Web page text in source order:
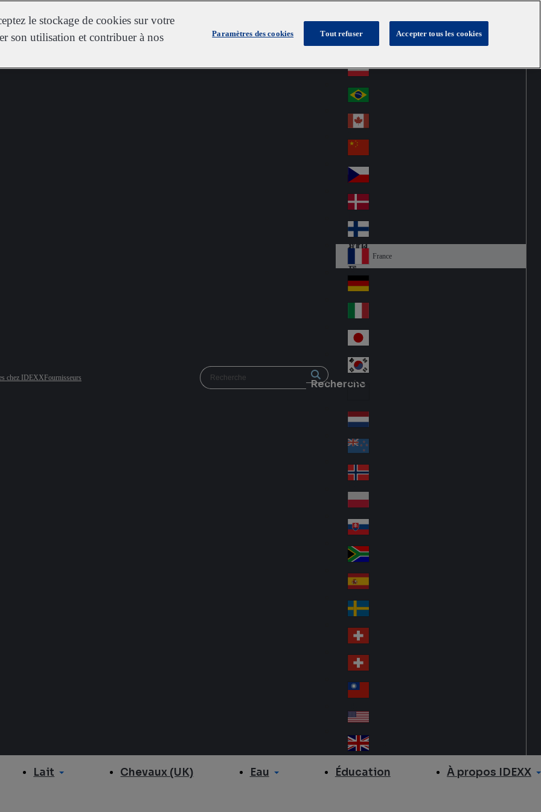
chez IDEXXFournisseurs Recherche
str
ali
a
Au
stri
a
Österreich
Br
azi
l
Ca
na
da
Ch
ina
Cz
ec
h
De
nm
ark
Fin
d
Fra
nc
e
France
Ge
an
y
Ital
y
Jap
an
Ko
Lat
in
A
me
ric
a
Ne
the
rla
nd
s
Ne
w
Ze
ala
nd
No
rw
ay
Pol
an
d
Slo
va
kia
So
uth
Af
ric
a
Sp
ain
Sw
ed
en
Sw
itz
erl
an
d
Sw
itz
erl
an
d
wa
n
A
Un
ite
Lait Chevaux (UK) Eau Éducation À propos IDEXX
le stockage de cookies sur votre
son utilisation et contribuer à nos
Paramètres des cookies Tout refuser Accepter tous les cookies